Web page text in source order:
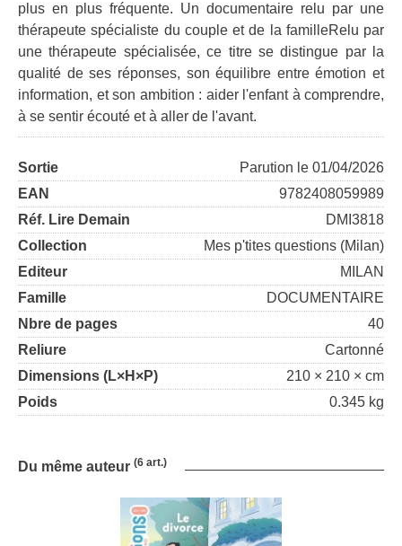
plus en plus fréquente. Un documentaire relu par une
thérapeute spécialiste du couple et de la familleRelu par
une thérapeute spécialisée, ce titre se distingue par la
qualité de ses réponses, son équilibre entre émotion et
information, et son ambition : aider l'enfant à comprendre,
à se sentir écouté et à aller de l'avant.
Sortie
Parution le 01/04/2026
EAN
9782408059989
Réf. Lire Demain
DMI3818
Collection
Mes p'tites questions (Milan)
Editeur
MILAN
Famille
DOCUMENTAIRE
Nbre de pages
40
Reliure
Cartonné
Dimensions (L×H×P)
210 × 210 × cm
Poids
0.345 kg
Du même auteur (6 art.)